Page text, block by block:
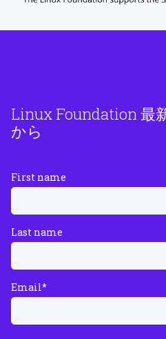
Linux Foundation 最
から
First name
Last name
Email*